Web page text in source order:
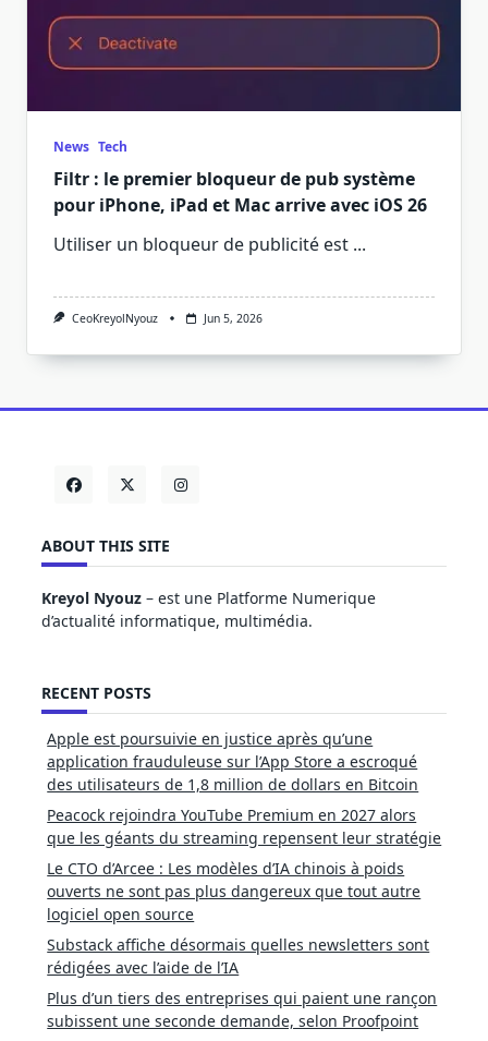
News Tech
Filtr : le premier bloqueur de pub système
pour iPhone, iPad et Mac arrive avec iOS 26
Utiliser un bloqueur de publicité est ...
CeoKreyolNyouz Jun 5, 2026
ABOUT THIS SITE
Kreyol Nyouz – est une Platforme Numerique
d’actualité informatique, multimédia.
RECENT POSTS
Apple est poursuivie en justice après qu’une
application frauduleuse sur l’App Store a escroqué
des utilisateurs de 1,8 million de dollars en Bitcoin
Peacock rejoindra YouTube Premium en 2027 alors
que les géants du streaming repensent leur stratégie
Le CTO d’Arcee : Les modèles d’IA chinois à poids
ouverts ne sont pas plus dangereux que tout autre
logiciel open source
Substack affiche désormais quelles newsletters sont
rédigées avec l’aide de l’IA
Plus d’un tiers des entreprises qui paient une rançon
subissent une seconde demande, selon Proofpoint